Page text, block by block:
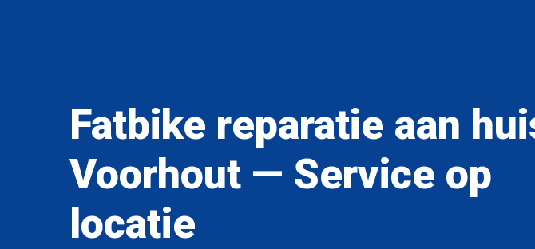
Fatbike reparatie aan
Voorhout — Service op
locatie